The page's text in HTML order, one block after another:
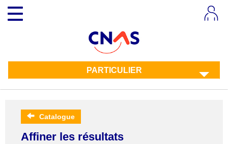
contenu
principal
Toggle
navigation
PARTICULIER
Catalogue
Affiner les résultats